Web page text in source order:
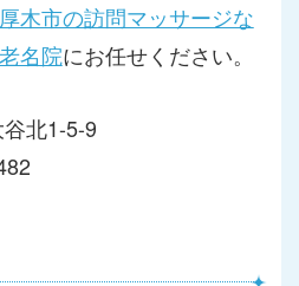
木市の訪問マッサージな
名院にお任せください。
北1-5-9